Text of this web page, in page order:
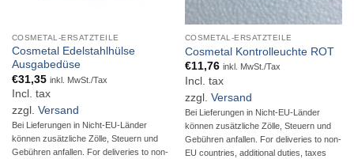
COSMETAL-ERSATZTEILE
Cosmetal Edelstahlhülse
Ausgabedüse
€31,35 inkl. MwSt./Tax
Incl. tax
zzgl. Versand
Bei Lieferungen in Nicht-EU-Länder
können zusätzliche Zölle, Steuern und
Gebühren anfallen. For deliveries to non-
COSMETAL-ERSATZTEILE
Cosmetal Kontrolleuchte ROT
€11,76 inkl. MwSt./Tax
Incl. tax
zzgl. Versand
Bei Lieferungen in Nicht-EU-Länder
können zusätzliche Zölle, Steuern und
Gebühren anfallen. For deliveries to non-
EU countries, additional duties, taxes